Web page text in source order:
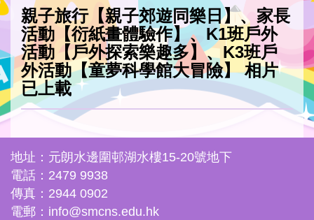
親子旅行【親子郊遊同樂日】、家長
活動【衍紙畫體驗作】、K1班戶外
活動【戶外探索樂趣多】、K3班戶
外活動【童夢科學館大冒險】 相片
已上載
地址：元朗水邊圍邨湖水樓15-20號地下
電話：2479 9938
傳真：2944 0902
電郵：info@smcns.edu.hk